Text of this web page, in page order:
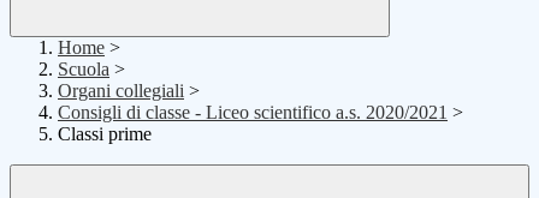
Home >
Scuola >
Organi collegiali >
Consigli di classe - Liceo scientifico a.s. 2020/2021 >
Classi prime